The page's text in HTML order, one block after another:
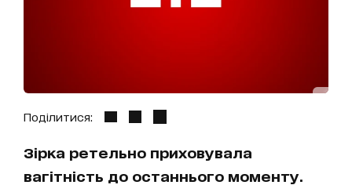
Поділитися:
Зірка ретельно приховувала
вагітність до останнього моменту.